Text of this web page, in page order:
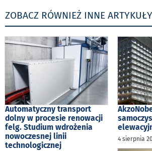
ZOBACZ RÓWNIEŻ INNE ARTYKUŁY
Automatyczny transport
dolny w procesie renowacji
felg. Studium wdrożenia
nowoczesnej linii
technologicznej
4 sierpnia